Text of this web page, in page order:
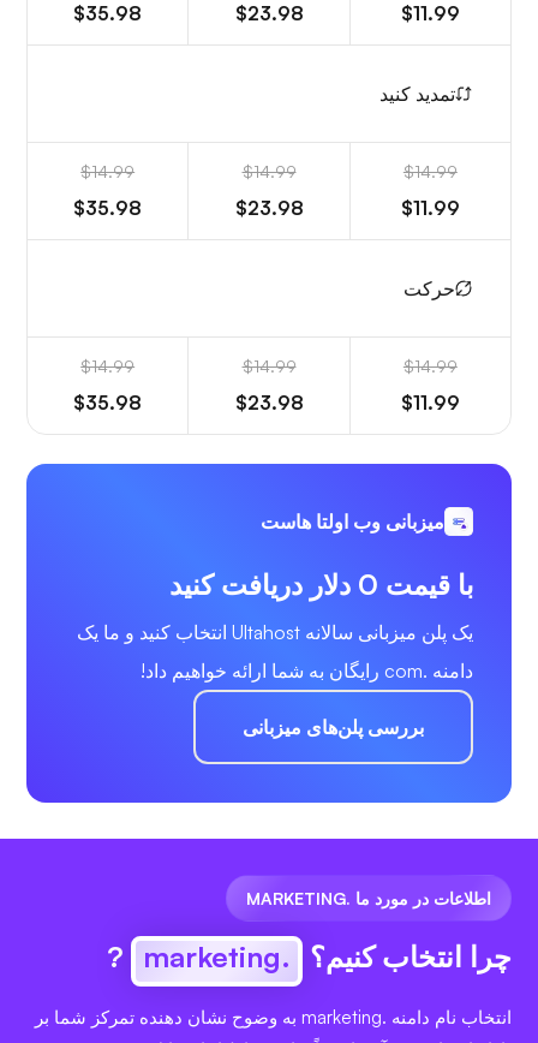
$11.99
$23.98
$35.98
تمدید کنید
$14.99
$11.99
$14.99
$23.98
$14.99
$35.98
حرکت
$14.99
$11.99
$14.99
$23.98
$14.99
$35.98
میزبانی وب اولتا هاست
با قیمت 0 دلار دریافت کنید
یک پلن میزبانی سالانه Ultahost انتخاب کنید و ما یک
دامنه .com رایگان به شما ارائه خواهیم داد!
بررسی پلن‌های میزبانی
اطلاعات در مورد ما .MARKETING
چرا انتخاب کنیم؟ .marketing
?
انتخاب نام دامنه .marketing به وضوح نشان دهنده تمرکز شما بر